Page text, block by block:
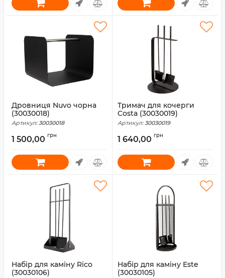
Дровниця Nuvo чорна
(30030018)
Артикул: 30030018
1 500,00 грн
Тримач для кочерги
Costa (30030019)
Артикул: 30030019
1 640,00 грн
Набір для каміну Rico
(30030106)
Набір для каміну Este
(30030105)